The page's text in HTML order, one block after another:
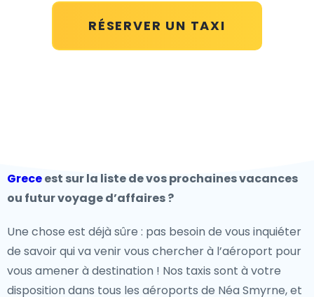
RÉSERVER UN TAXI
Greceest sur la liste de vos prochaines vacances
ou futur voyage d’affaires ?
Une chose est déjà sûre : pas besoin de vous inquiéter
de savoir qui va venir vous chercher à l’aéroport pour
vous amener à destination ! Nos taxis sont à votre
disposition dans tous les aéroports de Néa Smyrne, et